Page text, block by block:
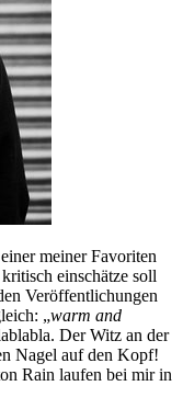
meiner Favoriten
einschätze soll
Veröffentlichungen
„warm and
Der Witz an der
Nagel auf den Kopf!
Rain laufen bei mir in